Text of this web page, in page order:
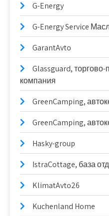
G-Energy
G-Energy Service
GarantAvto
Glassguard,
компания
GreenCamping,
GreenCamping,
Hasky-group
IstraCottage, база
KlimatAvto26
Kuchenland Home